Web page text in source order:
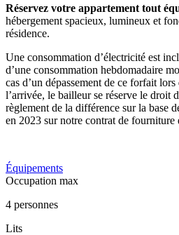
Réservez votre appartement tout
hébergement spacieux, lumineux et
résidence.
Une consommation d’électricité est
d’une consommation hebdomadaire
cas d’un dépassement de ce forfait
l’arrivée, le bailleur se réserve le droit
règlement de la différence sur la base
en 2023 sur notre contrat de fourniture
Équipements
Occupation max
4 personnes
Lits